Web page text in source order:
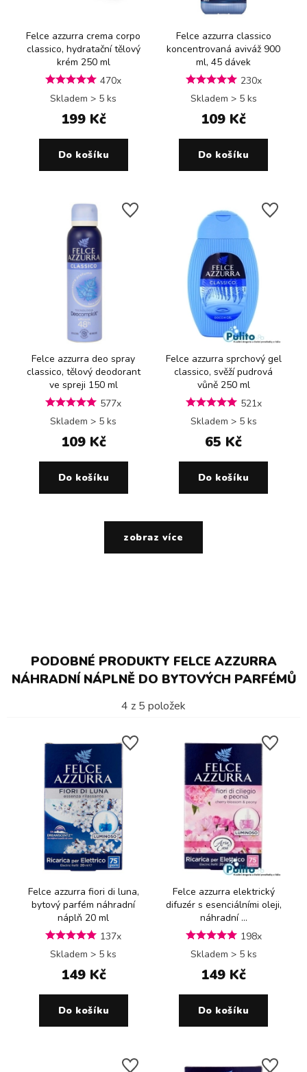
Felce azzurra crema corpo
classico, hydratační tělový
krém 250 ml
470x
Skladem > 5 ks
199 Kč
Do košíku
Felce azzurra classico
koncentrovaná aviváž 900
ml, 45 dávek
230x
Skladem > 5 ks
109 Kč
Do košíku
Felce azzurra deo spray
classico, tělový deodorant
ve spreji 150 ml
577x
Skladem > 5 ks
109 Kč
Do košíku
Felce azzurra sprchový gel
classico, svěží pudrová
vůně 250 ml
521x
Skladem > 5 ks
65 Kč
Do košíku
zobraz více
PODOBNÉ PRODUKTY FELCE AZZURRA
NÁHRADNÍ NÁPLNĚ DO BYTOVÝCH PARFÉMŮ
4 z 5 položek
Felce azzurra fiori di luna,
bytový parfém náhradní
náplň 20 ml
137x
Skladem > 5 ks
149 Kč
Do košíku
Felce azzurra elektrický
difuzér s esenciálními oleji,
náhradní ...
198x
Skladem > 5 ks
149 Kč
Do košíku